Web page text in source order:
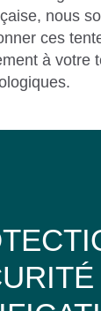
nous
ces
à votre